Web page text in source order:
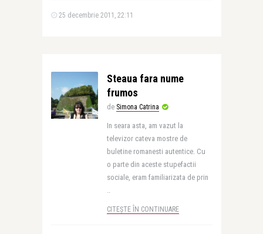
25 decembrie 2011, 22:11
Steaua fara nume
frumos
de Simona Catrina
In seara asta, am vazut la
televizor cateva mostre de
buletine romanesti autentice. Cu
o parte din aceste stupefactii
sociale, eram familiarizata de prin
..
CITEȘTE ÎN CONTINUARE